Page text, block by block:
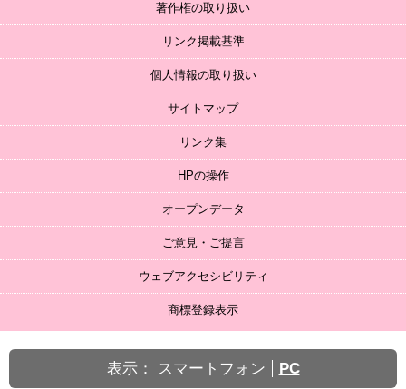
著作権の取り扱い
リンク掲載基準
個人情報の取り扱い
サイトマップ
リンク集
HPの操作
オープンデータ
ご意見・ご提言
ウェブアクセシビリティ
商標登録表示
表示： スマートフォン PC